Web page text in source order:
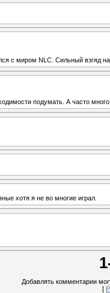
с миром NLC. Сильный взгяд
подумать. А часто
хотя я не во многие играл.
Добавлять комментарии
[